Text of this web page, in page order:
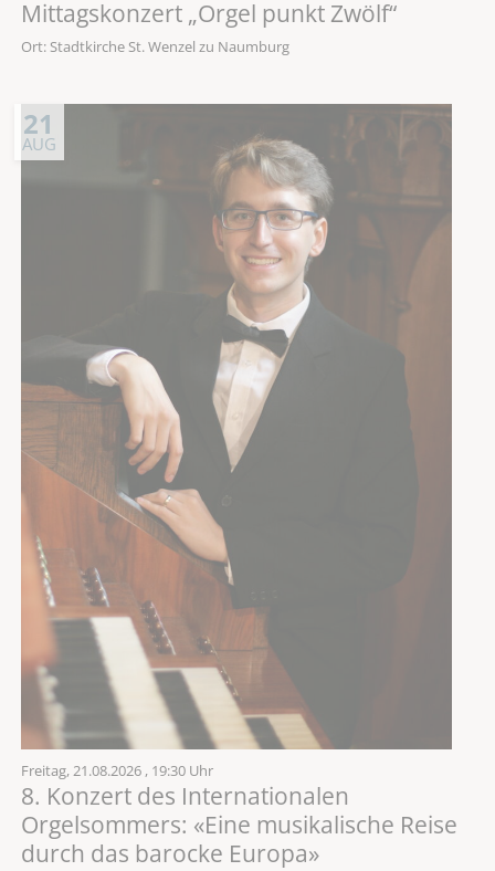
Mittagskonzert „Orgel punkt Zwölf“
Ort: Stadtkirche St. Wenzel zu Naumburg
21
AUG
Freitag,21.08.2026 , 19:30 Uhr
8. Konzert des Internationalen
Orgelsommers: «Eine musikalische Reise
durch das barocke Europa»